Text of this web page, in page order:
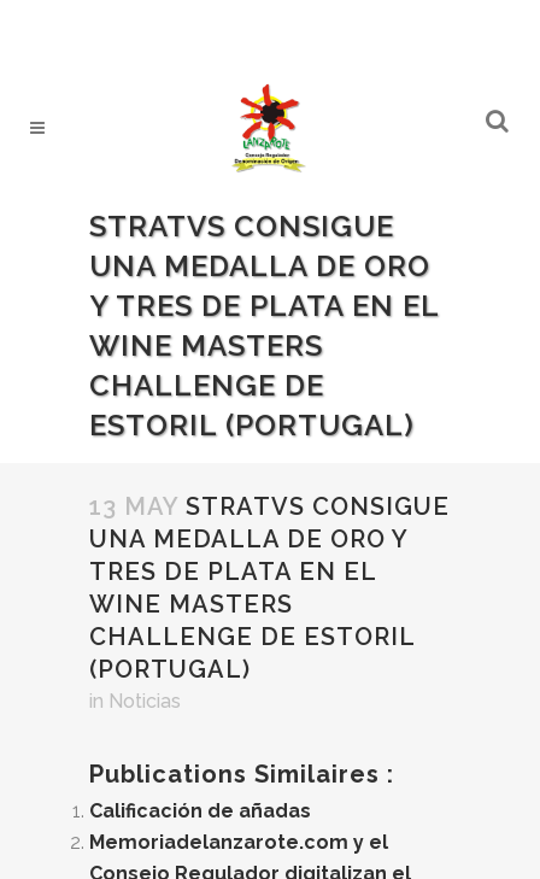
STRATVS CONSIGUE
UNA MEDALLA DE ORO
Y TRES DE PLATA EN EL
WINE MASTERS
CHALLENGE DE
ESTORIL (PORTUGAL)
13 MAY STRATVS CONSIGUE
UNA MEDALLA DE ORO Y
TRES DE PLATA EN EL
WINE MASTERS
CHALLENGE DE ESTORIL
(PORTUGAL)
in Noticias
Publications Similaires :
Calificación de añadas
Memoriadelanzarote.com y el
Consejo Regulador digitalizan el